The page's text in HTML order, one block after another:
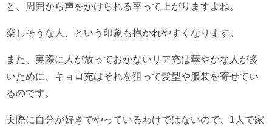
と、周囲から声をかけられる率って上がりますよね。
楽しそうな人、という印象も抱かれやすくなります。
また、実際に人が放っておかないリア充は華やかな人が多
いために、キョロ充はそれを狙って髪型や服装を寄せてい
るのです。
実際に自分が好きでやっているわけではないので、1人で家